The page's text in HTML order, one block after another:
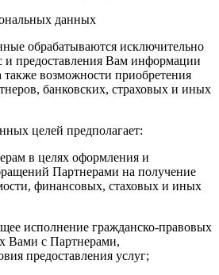
данных
обрабатываются исключительно
и предоставления Вам информации
также возможности приобретения
банковских, страховых и иных
целей предполагает:
в целях оформления и
Партнерами на получение
финансовых, стаховых и иных
исполнение гражданско-правовых
Вами с Партнерами,
предоставления услуг;